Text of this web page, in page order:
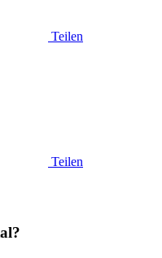
Teilen
Teilen